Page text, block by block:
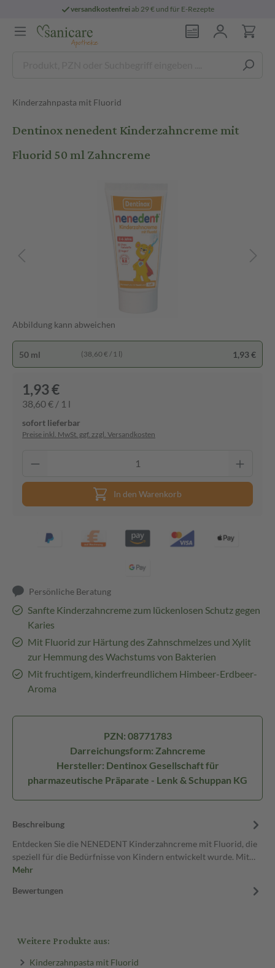
versandkostenfreiab 29 € und für E-Rezepte
Kinderzahnpasta mit Fluorid
Dentinox nenedent Kinderzahncreme mit
Fluorid 50 ml Zahncreme
Abbildung kann abweichen
50 ml (38,60 € / 1 l) 1,93 €
1,93 €
38,60 € / 1 l
sofort lieferbar
Preise inkl. MwSt. ggf. zzgl. Versandkosten
In den Warenkorb
Persönliche Beratung
Sanfte Kinderzahncreme zum lückenlosen Schutz gegen
Karies
Mit Fluorid zur Härtung des Zahnschmelzes und Xylit
zur Hemmung des Wachstums von Bakterien
Mit fruchtigem, kinderfreundlichem Himbeer-Erdbeer-
Aroma
PZN: 08771783
Darreichungsform: Zahncreme
Hersteller: Dentinox Gesellschaft für
pharmazeutische Präparate - Lenk & Schuppan KG
Beschreibung
Entdecken Sie die NENEDENT Kinderzahncreme mit Fluorid, die
speziell für die Bedürfnisse von Kindern entwickelt wurde. Mit…
Mehr
Bewertungen
Weitere Produkte aus:
Kinderzahnpasta mit Fluorid